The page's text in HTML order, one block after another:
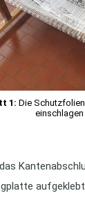
1: Die
einschlagen